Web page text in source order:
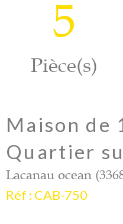
5
Pièce(s)
Maison de
Quartier
Lacanau ocean
Réf : CAB-750